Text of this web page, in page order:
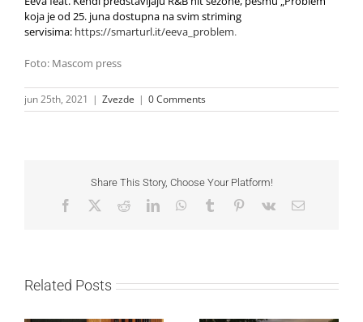
koja je od 25. juna dostupna na svim striming
servisima: https://smarturl.it/eeva_problem.
Foto: Mascom press
jun 25th, 2021 | Zvezde | 0 Comments
Share This Story, Choose Your Platform!
Facebook RedditLinkedInWhatsApp
Tumblr Pinterest
Vk Email
Related Posts